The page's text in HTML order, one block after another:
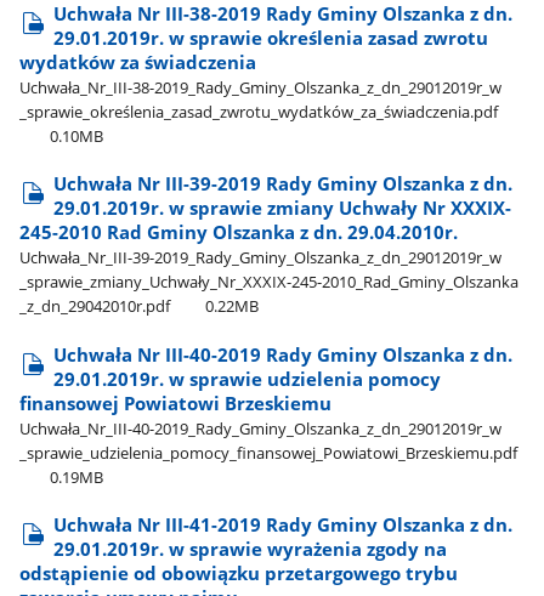
Uchwała Nr III-38-2019 Rady Gminy Olszanka z dn.
29.01.2019r. w sprawie określenia zasad zwrotu
wydatków za świadczenia
Uchwała​_Nr​_III-38-2019​_Rady​_Gminy​_Olszanka​_z​_dn​_29012019r​_w​
_sprawie​_określenia​_zasad​_zwrotu​_wydatków​_za​_świadczenia.pdf
0.10MB
Uchwała Nr III-39-2019 Rady Gminy Olszanka z dn.
29.01.2019r. w sprawie zmiany Uchwały Nr XXXIX-
245-2010 Rad Gminy Olszanka z dn. 29.04.2010r.
Uchwała​_Nr​_III-39-2019​_Rady​_Gminy​_Olszanka​_z​_dn​_29012019r​_w​
_sprawie​_zmiany​_Uchwały​_Nr​_XXXIX-245-2010​_Rad​_Gminy​_Olszanka​
_z​_dn​_29042010r.pdf
0.22MB
Uchwała Nr III-40-2019 Rady Gminy Olszanka z dn.
29.01.2019r. w sprawie udzielenia pomocy
finansowej Powiatowi Brzeskiemu
Uchwała​_Nr​_III-40-2019​_Rady​_Gminy​_Olszanka​_z​_dn​_29012019r​_w​
_sprawie​_udzielenia​_pomocy​_finansowej​_Powiatowi​_Brzeskiemu.pdf
0.19MB
Uchwała Nr III-41-2019 Rady Gminy Olszanka z dn.
29.01.2019r. w sprawie wyrażenia zgody na
odstąpienie od obowiązku przetargowego trybu